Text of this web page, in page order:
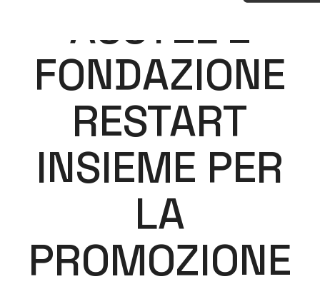
ASSTEL E
FONDAZIONE
RESTART
INSIEME PER
LA
PROMOZIONE